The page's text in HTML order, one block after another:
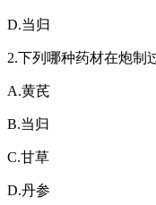
D.当归
2.下列哪种药材在炮制
A.黄芪
B.当归
C.甘草
D.丹参